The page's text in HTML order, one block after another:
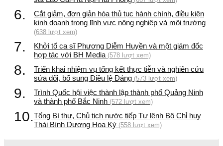
6.
Cắt giảm, đơn giản hóa thủ tục hành chính, điều kiện
kinh doanh trong lĩnh vực nông nghiệp và môi trường
(638 lượt xem)
7.
Khởi tố ca sĩ Phương Diễm Huyền và một giám đốc
hợp tác với BH Media (578 lượt xem)
8.
Triển khai nhiệm vụ tổng kết thực tiễn và nghiên cứu
sửa đổi, bổ sung Điều lệ Đảng (573 lượt xem)
9.
Trình Quốc hội việc thành lập thành phố Quảng Ninh
và thành phố Bắc Ninh (572 lượt xem)
10.Tổng Bí thư, Chủ tịch nước tiếp Tư lệnh Bộ Chỉ huy
Thái Bình Dương Hoa Kỳ (558 lượt xem)